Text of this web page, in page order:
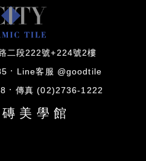
二段222號+224號2樓
Line客服 @goodtile
傳真 (02)2736-1222
美學館